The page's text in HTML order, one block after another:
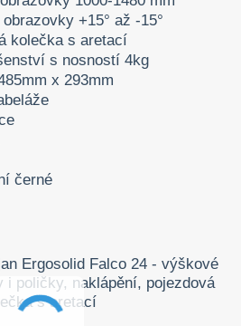
+15° až -15°
kolečka s aretací
s nosností 4kg
x 293mm
černé